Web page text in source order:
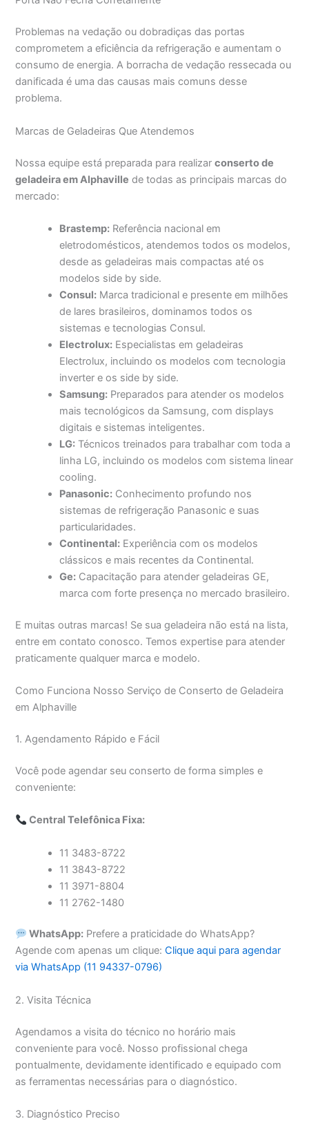
Problemas na vedação ou dobradiças das portas
comprometem a eficiência da refrigeração e aumentam o
consumo de energia. A borracha de vedação ressecada ou
danificada é uma das causas mais comuns desse
problema.
Marcas de Geladeiras Que Atendemos
Nossa equipe está preparada para realizarconserto de
geladeira em Alphaville de todas as principais marcas do
mercado:
Brastemp: Referência nacional em
eletrodomésticos, atendemos todos os modelos,
desde as geladeiras mais compactas até os
modelos side by side.
Consul: Marca tradicional e presente em milhões
de lares brasileiros, dominamos todos os
sistemas e tecnologias Consul.
Electrolux: Especialistas em geladeiras
Electrolux, incluindo os modelos com tecnologia
inverter e os side by side.
Samsung: Preparados para atender os modelos
mais tecnológicos da Samsung, com displays
digitais e sistemas inteligentes.
LG: Técnicos treinados para trabalhar com toda a
linha LG, incluindo os modelos com sistema linear
cooling.
Panasonic: Conhecimento profundo nos
sistemas de refrigeração Panasonic e suas
particularidades.
Continental: Experiência com os modelos
clássicos e mais recentes da Continental.
Ge: Capacitação para atender geladeiras GE,
marca com forte presença no mercado brasileiro.
E muitas outras marcas! Se sua geladeira não está na lista,
entre em contato conosco. Temos expertise para atender
praticamente qualquer marca e modelo.
Como Funciona Nosso Serviço de Conserto de Geladeira
em Alphaville
1. Agendamento Rápido e Fácil
Você pode agendar seu conserto de forma simples e
conveniente:
Central Telefônica Fixa:
11 3483-8722
11 3843-8722
11 3971-8804
11 2762-1480
WhatsApp: Prefere a praticidade do WhatsApp?
Agende com apenas um clique:Clique aqui para agendar
via WhatsApp (11 94337-0796)
2. Visita Técnica
Agendamos a visita do técnico no horário mais
conveniente para você. Nosso profissional chega
pontualmente, devidamente identificado e equipado com
as ferramentas necessárias para o diagnóstico.
3. Diagnóstico Preciso